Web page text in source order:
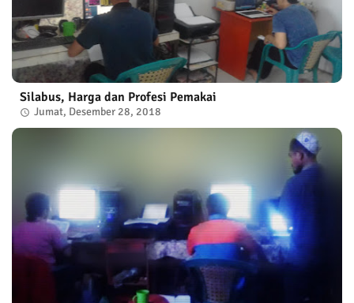
Silabus, Harga dan Profesi Pemakai
Jumat, Desember 28, 2018